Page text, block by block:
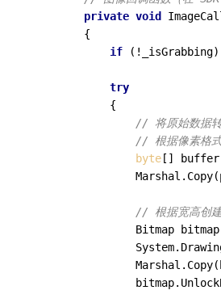
private void
        {
if (!_isGrabbing)
try
            {
// 将原始数据
// 根据像素格式
byte [] buffer
// 根据宽高创
Bitmap